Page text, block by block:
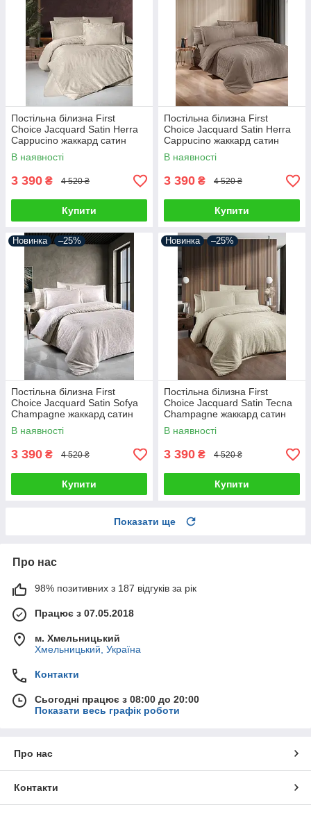
Постільна білизна First
Choice Jacquard Satin Herra
Cappucino жаккард сатин
сатин Туреччина 200х220см
В наявності
3 390 ₴ 4 520 ₴
Купити
Постільна білизна First
Choice Jacquard Satin Herra
Cappucino жаккард сатин
сатин Туреччина 200х220см
В наявності
3 390 ₴ 4 520 ₴
Купити
Новинка –25%
Постільна білизна First
Choice Jacquard Satin Sofya
Champagne жаккард сатин
сатин Туреччина 200х220см
В наявності
3 390 ₴ 4 520 ₴
Купити
Новинка –25%
Постільна білизна First
Choice Jacquard Satin Tecna
Champagne жаккард сатин
сатин Туреччина 200х220см
В наявності
3 390 ₴ 4 520 ₴
Купити
Показати ще
Про нас
98% позитивних з 187 відгуків за рік
Працює з 07.05.2018
м. Хмельницький
Хмельницький, Україна
Контакти
Сьогодні працює з 08:00 до 20:00
Показати весь графік роботи
Про нас
Контакти